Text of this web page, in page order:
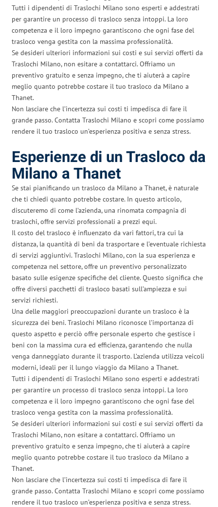
Tutti i dipendenti di Traslochi Milano sono esperti e addestrati
per garantire un processo di trasloco senza intoppi. La loro
competenza e il loro impegno garantiscono che ogni fase del
trasloco venga gestita con la massima professionalità.
Se desideri ulteriori informazioni sui costi e sui servizi offerti da
Traslochi Milano, non esitare a contattarci. Offriamo un
preventivo gratuito e senza impegno, che ti aiuterà a capire
meglio quanto potrebbe costare il tuo trasloco da Milano a
Thanet.
Non lasciare che l’incertezza sui costi ti impedisca di fare il
grande passo. Contatta Traslochi Milano e scopri come possiamo
rendere il tuo trasloco un’esperienza positiva e senza stress.
Esperienze di un Trasloco da
Milano a Thanet
Se stai pianificando un trasloco da Milano a Thanet, è naturale
che ti chiedi quanto potrebbe costare. In questo articolo,
discuteremo di come l’azienda, una rinomata compagnia di
traslochi, offre servizi professionali a prezzi equi.
Il costo del trasloco è influenzato da vari fattori, tra cui la
distanza, la quantità di beni da trasportare e l’eventuale richiesta
di servizi aggiuntivi. Traslochi Milano, con la sua esperienza e
competenza nel settore, offre un preventivo personalizzato
basato sulle esigenze specifiche del cliente. Questo significa che
offre diversi pacchetti di trasloco basati sull’ampiezza e sui
servizi richiesti.
Una delle maggiori preoccupazioni durante un trasloco è la
sicurezza dei beni. Traslochi Milano riconosce l’importanza di
questo aspetto e perciò offre personale esperto che gestisce i
beni con la massima cura ed efficienza, garantendo che nulla
venga danneggiato durante il trasporto. L’azienda utilizza veicoli
moderni, ideali per il lungo viaggio da Milano a Thanet.
Tutti i dipendenti di Traslochi Milano sono esperti e addestrati
per garantire un processo di trasloco senza intoppi. La loro
competenza e il loro impegno garantiscono che ogni fase del
trasloco venga gestita con la massima professionalità.
Se desideri ulteriori informazioni sui costi e sui servizi offerti da
Traslochi Milano, non esitare a contattarci. Offriamo un
preventivo gratuito e senza impegno, che ti aiuterà a capire
meglio quanto potrebbe costare il tuo trasloco da Milano a
Thanet.
Non lasciare che l’incertezza sui costi ti impedisca di fare il
grande passo. Contatta Traslochi Milano e scopri come possiamo
rendere il tuo trasloco un’esperienza positiva e senza stress.